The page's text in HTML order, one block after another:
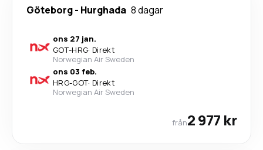
Göteborg- Hurghada 8 dagar
ons 27 jan.
GOT-HRG· Direkt
Norwegian Air Sweden
ons 03 feb.
HRG-GOT· Direkt
Norwegian Air Sweden
från2 977 kr